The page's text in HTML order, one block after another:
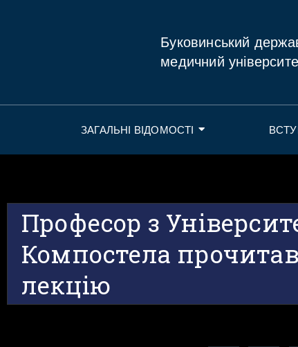
Буковинський
медичний
ЗАГАЛЬНІ ВІДОМОСТІ
Професор з
Компостела
лекцію